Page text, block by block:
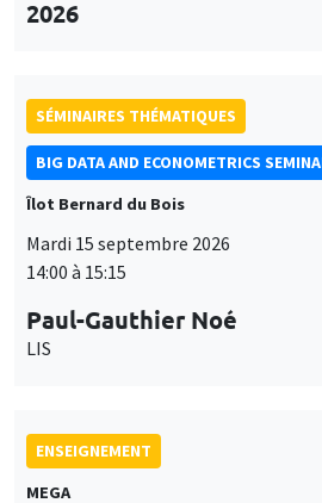
2026
SÉMINAIRES THÉMATIQUES
BIG DATA AND ECONOMETRICS
Îlot Bernard du Bois
Mardi 15 septembre 2026
14:00 à 15:15
Paul-Gauthier Noé
LIS
ENSEIGNEMENT
MEGA